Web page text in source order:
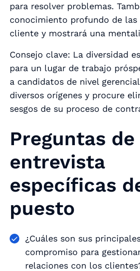
para resolver problemas.
conocimiento profundo de las
cliente y mostrará una
Consejo clave: La diversidad
para un lugar de trabajo
a candidatos de nivel
diversos orígenes y procure
sesgos de su proceso de
Preguntas de
entrevista
específicas
puesto
¿Cuáles son sus
compromiso para
relaciones con los